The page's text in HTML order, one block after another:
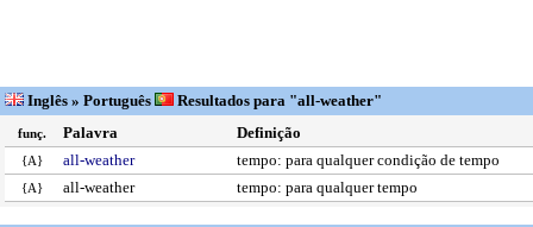
Inglês » Português Resultados para "all-weather"
funç. Palavra Definição
{A} all-weather tempo: para qualquer condição de tempo
{A} all-weather tempo: para qualquer tempo